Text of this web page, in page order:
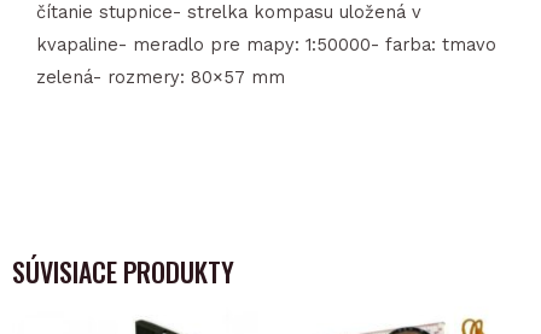
čítanie stupnice- strelka kompasu uložená v
kvapaline- meradlo pre mapy: 1:50000- farba: tmavo
zelená- rozmery: 80×57 mm
SÚVISIACE PRODUKTY